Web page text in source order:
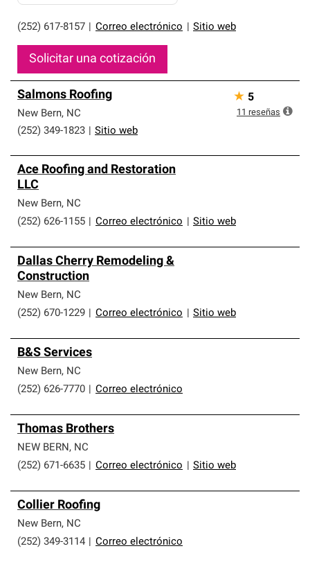
(252) 617-8157 Correo electrónico Sitio web
Solicitar una cotización
Salmons Roofing
New Bern, NC
(252) 349-1823
Sitio web
★ 5
11 reseñas
Ace Roofing and Restoration
LLC
New Bern, NC
(252) 626-1155
Correo electrónico Sitio web
Dallas Cherry Remodeling &
Construction
New Bern, NC
(252) 670-1229
Correo electrónico Sitio web
B&S Services
New Bern, NC
(252) 626-7770
Correo electrónico
Thomas Brothers
NEW BERN, NC
(252) 671-6635
Correo electrónico Sitio web
Collier Roofing
New Bern, NC
(252) 349-3114
Correo electrónico